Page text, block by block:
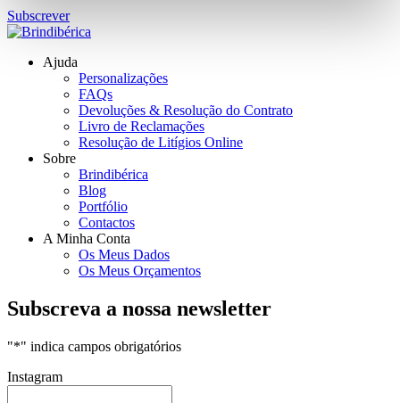
Subscrever
Ajuda
Personalizações
FAQs
Devoluções & Resolução do Contrato
Livro de Reclamações
Resolução de Litígios Online
Sobre
Brindibérica
Blog
Portfólio
Contactos
A Minha Conta
Os Meus Dados
Os Meus Orçamentos
Subscreva a nossa newsletter
"*" indica campos obrigatórios
Instagram